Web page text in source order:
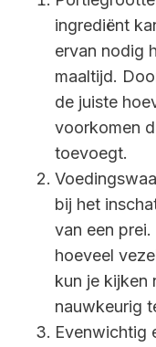
ingrediënt
ervan nodig
maaltijd.
de juiste
voorkomen
toevoegt.
bij het
van een
hoeveel
kun je kijken
nauwkeurig
Evenwichtig